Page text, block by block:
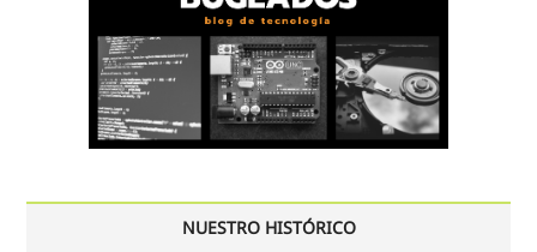
NUESTRO HISTÓRICO